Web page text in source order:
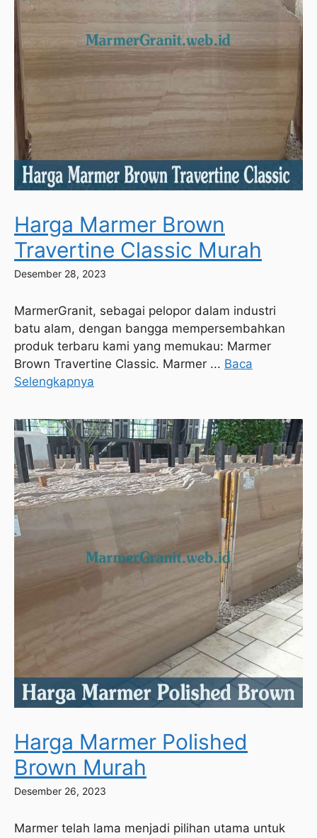
Harga Marmer Brown
Travertine Classic Murah
Desember 28, 2023
MarmerGranit, sebagai pelopor dalam industri
batu alam, dengan bangga mempersembahkan
produk terbaru kami yang memukau: Marmer
Brown Travertine Classic. Marmer ... Baca
Selengkapnya
Harga Marmer Polished
Brown Murah
Desember 26, 2023
Marmer telah lama menjadi pilihan utama untuk